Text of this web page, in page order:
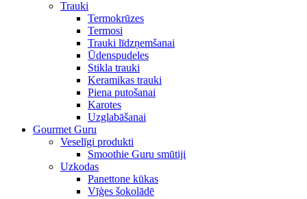
Trauki
Termokrūzes
Termosi
Trauki līdzņemšanai
Ūdenspudeles
Stikla trauki
Keramikas trauki
Piena putošanai
Karotes
Uzglabāšanai
Gourmet Guru
Veselīgi produkti
Smoothie Guru smūtiji
Uzkodas
Panettone kūkas
Vīģes šokolādē